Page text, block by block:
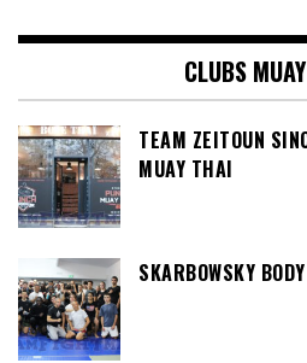
CLUBS
TEAM ZEITOUN
MUAY THAI
SKARBOWSKY